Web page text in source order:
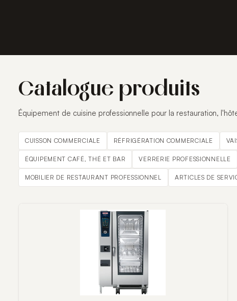
Catalogue produits
Équipement de cuisine professionnelle pour la restauration,
CUISSON COMMERCIALE RÉFRIGÉRATION COMMERCIALE
ÉQUIPEMENT CAFÉ, THÉ ET BAR VERRERIE PROFESSIONNELLE
MOBILIER DE RESTAURANT PROFESSIONNEL ARTICLES DE